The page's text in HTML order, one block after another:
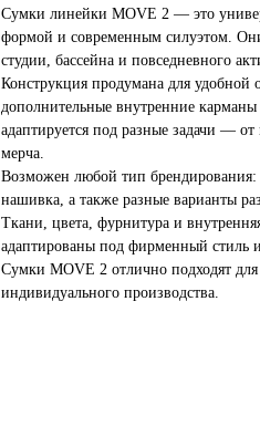
Сумки линейки MOVE 2 — это
формой и современным силуэтом.
студии, бассейна и повседневного
Конструкция продумана для удобной
дополнительные внутренние
адаптируется под разные задачи —
мерча.
Возможен любой тип брендирования:
нашивка, а также разные варианты
Ткани, цвета, фурнитура и
адаптированы под фирменный стиль
Сумки MOVE 2 отлично подходят
индивидуального производства.